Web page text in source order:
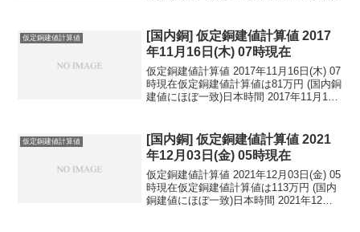
円...
仮定銅建値計算値
[国内銅] 仮定銅建値計算値 2017
年11月16日(木) 07時現在
仮定銅建値計算値 2017年11月16日(木) 07
時現在仮定銅建値計算値は81万円 (国内銅
建値にほぼ一致)日本時間 2017年11月16
円...
仮定銅建値計算値
[国内銅] 仮定銅建値計算値 2021
年12月03日(金) 05時現在
仮定銅建値計算値 2021年12月03日(金) 05
時現在仮定銅建値計算値は113万円 (国内
銅建値にほぼ一致)日本時間 2021年12月